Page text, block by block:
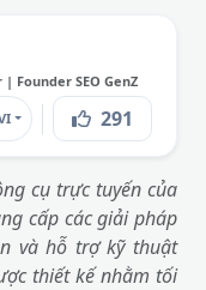
Founder SEO GenZ
291
cụ trực tuyến của
cấp các giải pháp
và hỗ trợ kỹ thuật
thiết kế nhằm tối